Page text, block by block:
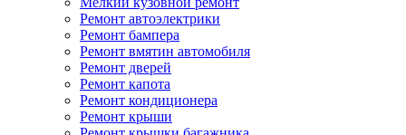
Ремонт автоэлектрики
Ремонт бампера
Ремонт вмятин автомобиля
Ремонт дверей
Ремонт капота
Ремонт кондиционера
Ремонт крыши